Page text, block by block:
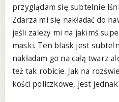
przyglądam się subtelnie
Zdarza mi się nakładać do
jeśli zależy mi na jakimś
maski. Ten blask jest
nakładam go na całą twarz
też tak robicie. Jak na
kości policzkowe, jest jednak